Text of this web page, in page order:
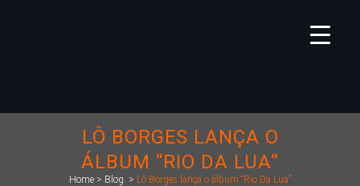
LÔ BORGES LANÇA O
ÁLBUM “RIO DA LUA”
Home > Blog > Lô Borges lança o álbum “Rio Da Lua”